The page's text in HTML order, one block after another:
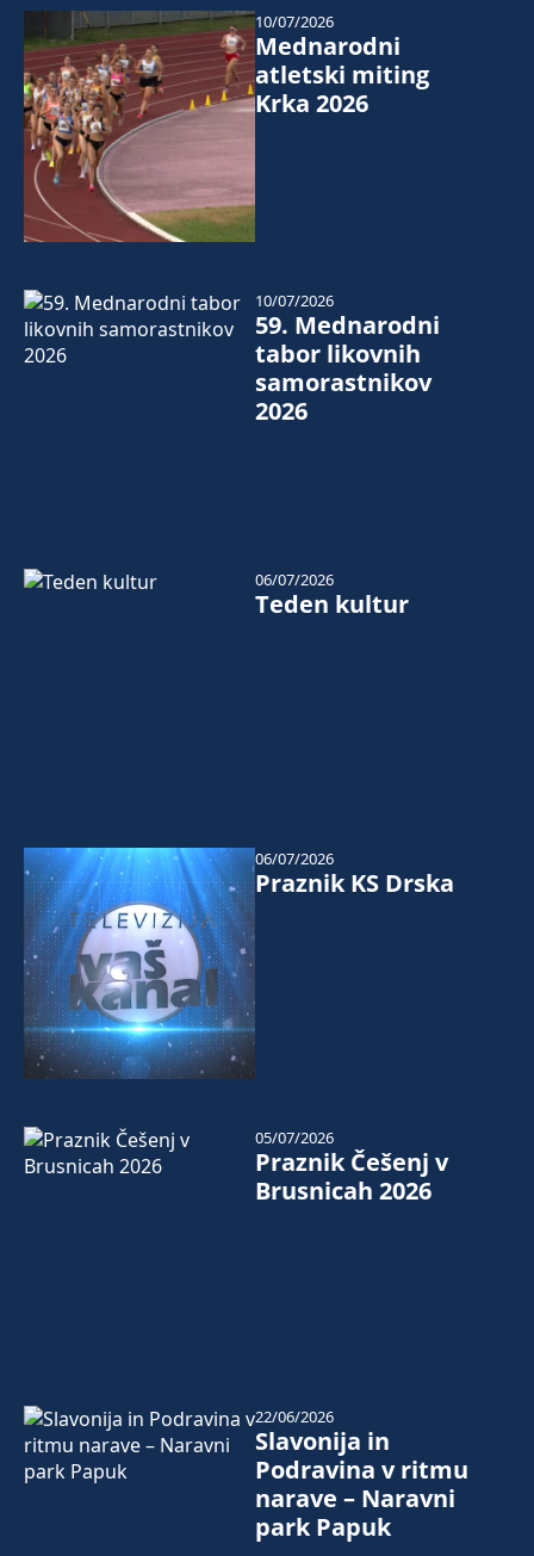
Mednarodni
atletski miting
Krka 2026
10/07/2026
59. Mednarodni
tabor likovnih
samorastnikov
2026
10/07/2026
Teden kultur
06/07/2026
Praznik KS Drska
06/07/2026
Praznik Češenj v
Brusnicah 2026
05/07/2026
Slavonija in
Podravina v ritmu
narave – Naravni
park Papuk
22/06/2026